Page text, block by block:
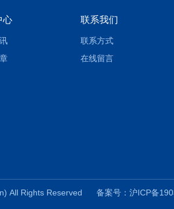
心 联系我们
联系方式
在线留言
All Rights Reserved 备案号：沪ICP备